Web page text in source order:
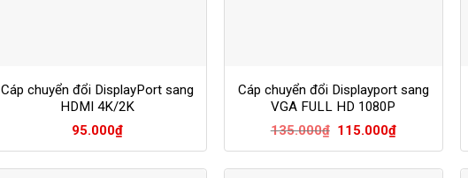
Cáp chuyển đổi DisplayPort sang
HDMI 4K/2K
95.000₫
Cáp chuyển đổi Displayport sang
VGA FULL HD 1080P
135.000₫ Giá
là:
135.000₫.
115.000₫Giá
tại
là: